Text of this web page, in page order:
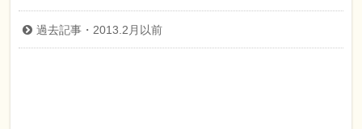
過去記事・2013.2月以前